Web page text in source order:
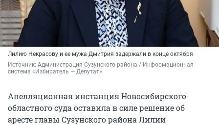
Лилию Некрасову и ее мужа Дмитрия задержали в конце октября
Источник: Администрация Сузунского района / Информационная
система «Избиратель — Депутат»
Апелляционная инстанция Новосибирского
областного суда оставила в силе решение об
аресте главы Сузунского района Лилии